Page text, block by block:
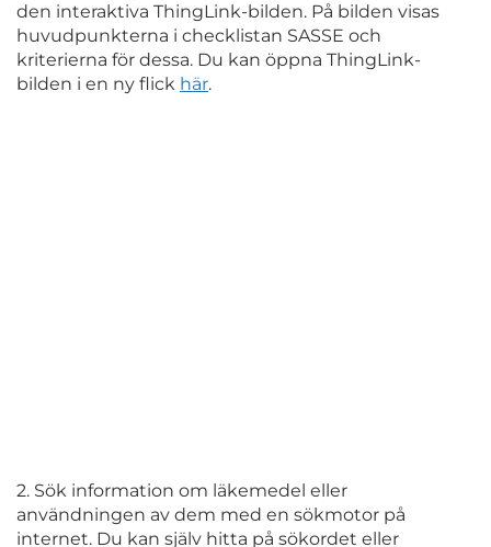
den interaktiva ThingLink-bilden. På bilden visas
huvudpunkterna i checklistan SASSE och
kriterierna för dessa. Du kan öppna ThingLink-
bilden i en ny flick här.
2. Sök information om läkemedel eller
användningen av dem med en sökmotor på
internet. Du kan själv hitta på sökordet eller